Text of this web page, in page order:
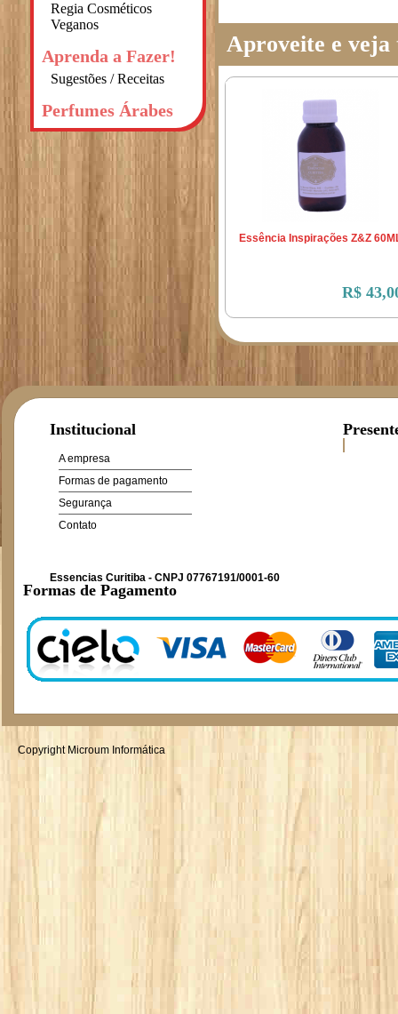
Regia Cosméticos
Veganos
Aprenda a Fazer!
Sugestões / Receitas
Perfumes Árabes
Aproveite e veja
Essência Inspirações Z&Z
R$
Institucional
A empresa
Formas de pagamento
Segurança
Contato
Essencias Curitiba - CNPJ 07767191/0001-60
Formas de Pagamento
Copyright Microum Informática